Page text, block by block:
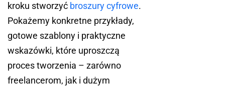
kroku stworzyć broszury cyfrowe.
Pokażemy konkretne przykłady,
gotowe szablony i praktyczne
wskazówki, które uproszczą
proces tworzenia – zarówno
freelancerom, jak i dużym